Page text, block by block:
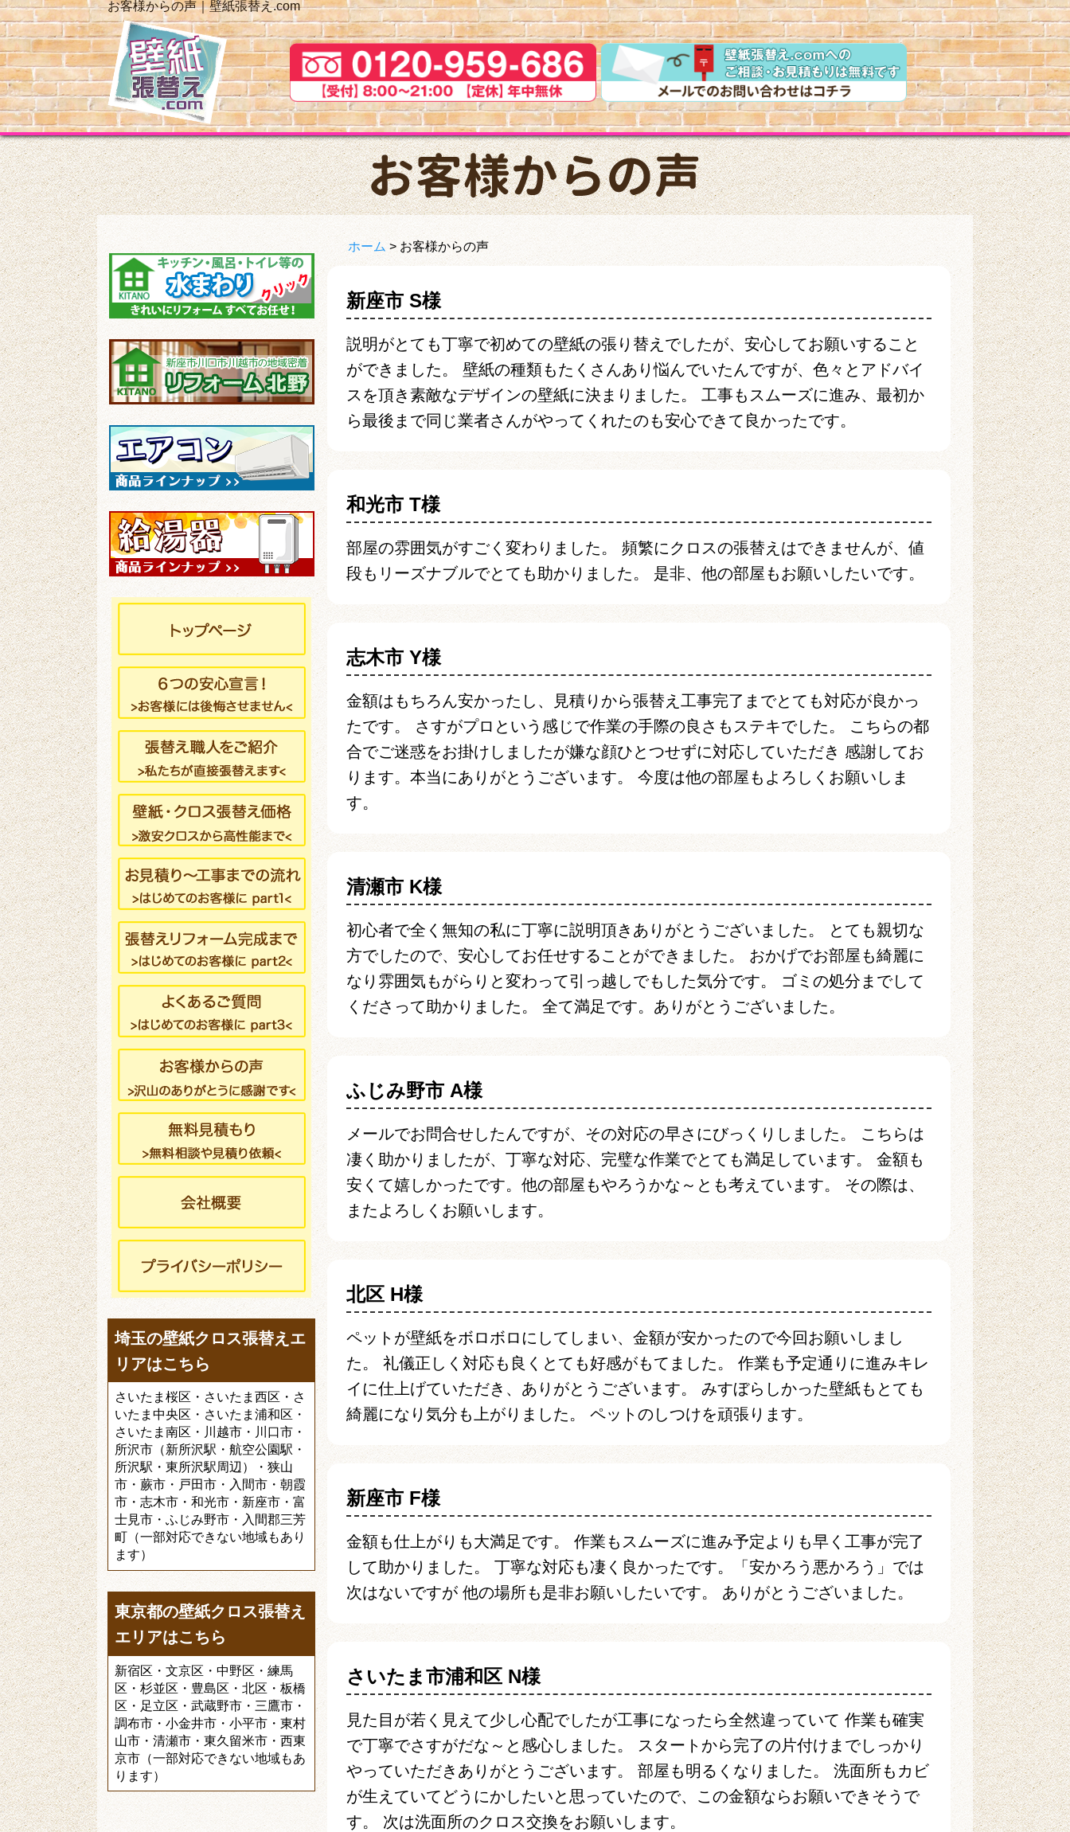
お客様からの声｜壁紙張替え.com
ホーム > お客様からの声
新座市 S様
説明がとても丁寧で初めての壁紙の張り替えでしたが、安心してお願いすること
ができました。 壁紙の種類もたくさんあり悩んでいたんですが、色々とアドバイ
スを頂き素敵なデザインの壁紙に決まりました。 工事もスムーズに進み、最初か
ら最後まで同じ業者さんがやってくれたのも安心できて良かったです。
和光市 T様
部屋の雰囲気がすごく変わりました。 頻繁にクロスの張替えはできませんが、値
段もリーズナブルでとても助かりました。 是非、他の部屋もお願いしたいです。
志木市 Y様
金額はもちろん安かったし、見積りから張替え工事完了までとても対応が良かっ
たです。 さすがプロという感じで作業の手際の良さもステキでした。 こちらの都
合でご迷惑をお掛けしましたが嫌な顔ひとつせずに対応していただき 感謝してお
ります。本当にありがとうございます。 今度は他の部屋もよろしくお願いしま
す。
清瀬市 K様
初心者で全く無知の私に丁寧に説明頂きありがとうございました。 とても親切な
方でしたので、安心してお任せすることができました。 おかげでお部屋も綺麗に
なり雰囲気もがらりと変わって引っ越しでもした気分です。 ゴミの処分までして
くださって助かりました。 全て満足です。ありがとうございました。
ふじみ野市 A様
メールでお問合せしたんですが、その対応の早さにびっくりしました。 こちらは
凄く助かりましたが、丁寧な対応、完璧な作業でとても満足しています。 金額も
安くて嬉しかったです。他の部屋もやろうかな～とも考えています。 その際は、
またよろしくお願いします。
北区 H様
ペットが壁紙をボロボロにしてしまい、金額が安かったので今回お願いしまし
た。 礼儀正しく対応も良くとても好感がもてました。 作業も予定通りに進みキレ
イに仕上げていただき、ありがとうございます。 みすぼらしかった壁紙もとても
綺麗になり気分も上がりました。 ペットのしつけを頑張ります。
新座市 F様
金額も仕上がりも大満足です。 作業もスムーズに進み予定よりも早く工事が完了
して助かりました。 丁寧な対応も凄く良かったです。「安かろう悪かろう」では
次はないですが 他の場所も是非お願いしたいです。 ありがとうございました。
さいたま市浦和区 N様
見た目が若く見えて少し心配でしたが工事になったら全然違っていて 作業も確実
で丁寧でさすがだな～と感心しました。 スタートから完了の片付けまでしっかり
やっていただきありがとうございます。 部屋も明るくなりました。 洗面所もカビ
が生えていてどうにかしたいと思っていたので、この金額ならお願いできそうで
す。 次は洗面所のクロス交換をお願いします。
埼玉の壁紙クロス張替えエ
リアはこちら
さいたま桜区・さいたま西区・さ
いたま中央区・さいたま浦和区・
さいたま南区・川越市・川口市・
所沢市（新所沢駅・航空公園駅・
所沢駅・東所沢駅周辺）・狭山
市・蕨市・戸田市・入間市・朝霞
市・志木市・和光市・新座市・富
士見市・ふじみ野市・入間郡三芳
町（一部対応できない地域もあり
ます）
東京都の壁紙クロス張替え
エリアはこちら
新宿区・文京区・中野区・練馬
区・杉並区・豊島区・北区・板橋
区・足立区・武蔵野市・三鷹市・
調布市・小金井市・小平市・東村
山市・清瀬市・東久留米市・西東
京市（一部対応できない地域もあ
ります）